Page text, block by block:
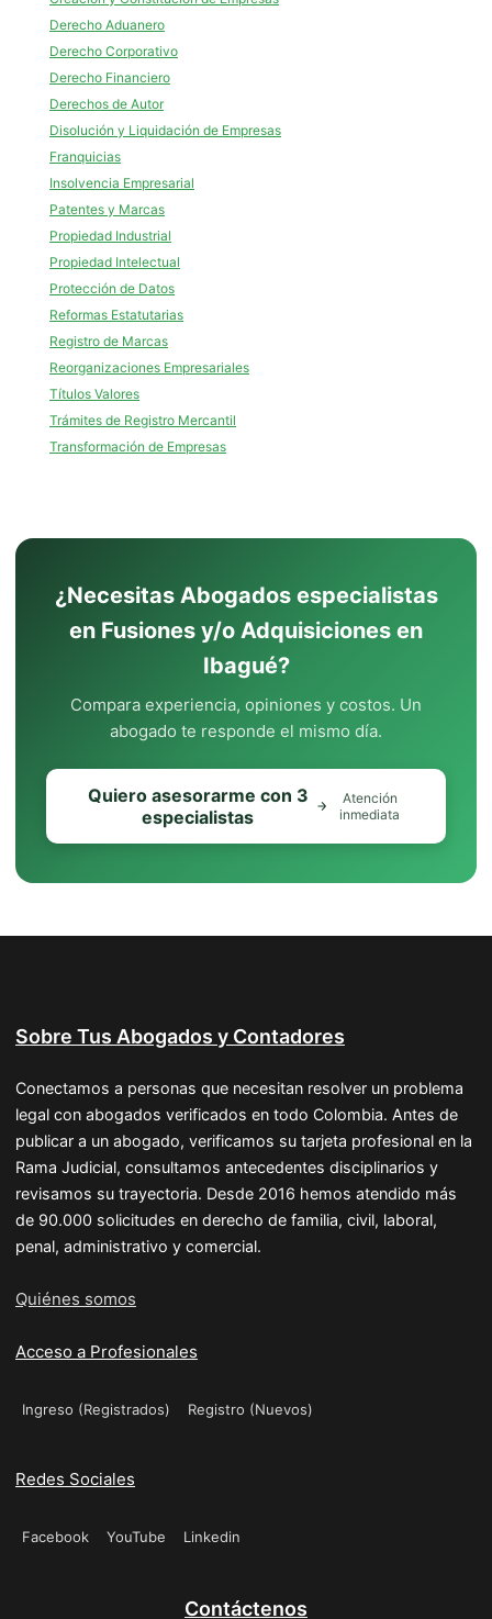
Derecho Aduanero
Derecho Corporativo
Derecho Financiero
Derechos de Autor
Disolución y Liquidación de Empresas
Franquicias
Insolvencia Empresarial
Patentes y Marcas
Propiedad Industrial
Propiedad Intelectual
Protección de Datos
Reformas Estatutarias
Registro de Marcas
Reorganizaciones Empresariales
Títulos Valores
Trámites de Registro Mercantil
Transformación de Empresas
¿Necesitas Abogados especialistas
en Fusiones y/o Adquisiciones en
Ibagué?
Compara experiencia, opiniones y costos. Un
abogado te responde el mismo día.
Quiero asesorarme con 3
especialistas
Atención
inmediata
Sobre Tus Abogados y Contadores
Conectamos a personas que necesitan resolver un problema
legal con abogados verificados en todo Colombia. Antes de
publicar a un abogado, verificamos su tarjeta profesional en la
Rama Judicial, consultamos antecedentes disciplinarios y
revisamos su trayectoria. Desde 2016 hemos atendido más
de 90.000 solicitudes en derecho de familia, civil, laboral,
penal, administrativo y comercial.
Quiénes somos
Acceso a Profesionales
Ingreso (Registrados) Registro (Nuevos)
Redes Sociales
Facebook YouTube Linkedin
Contáctenos